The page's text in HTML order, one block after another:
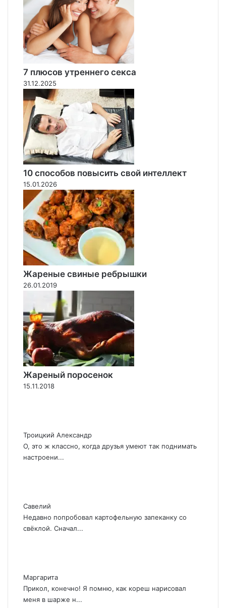
з
д
и
т
ь
в
о
д
и
т
е
л
н
б
с
к
н
е
ч
н
у
ю
и
з
в
л
и
с
т
у
ю
т
п
7 плюсов утреннего секса
31.12.2025
10 способов повысить свой интеллект
15.01.2026
Жареные свиные ребрышки
26.01.2019
Жареный поросенок
15.11.2018
Троицкий Александр
О, это ж классно, когда друзья умеют так поднимать
настроени...
Савелий
Недавно попробовал картофельную запеканку со
свёклой. Сначал...
Маргарита
Прикол, конечно! Я помню, как кореш нарисовал
меня в шарже н...